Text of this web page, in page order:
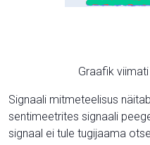
Graafik
Signaali mitmeteelisus
sentimeetrites signaali
signaal ei tule tugijaama